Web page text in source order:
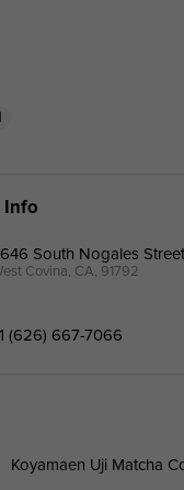
Info
South Nogales Street
Covina, CA, 91792
(626) 667-7066
Koyamaen Uji Matcha